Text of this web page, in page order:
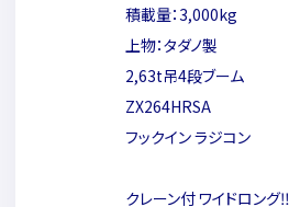
積載量：3,000kg
上物：タダノ製
2,63t吊4段ブーム
ZX264HRSA
フックイン ラジコン
クレーン付 ワイドロング‼